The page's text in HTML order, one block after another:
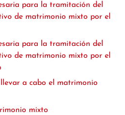
para la tramitación del
de matrimonio mixto por el
para la tramitación del
de matrimonio mixto por el
a cabo el matrimonio
mixto